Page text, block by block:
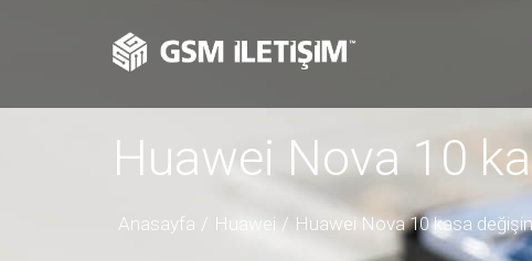
Huawei Nova 10
Anasayfa Huawei Huawei Nova 10 kasa